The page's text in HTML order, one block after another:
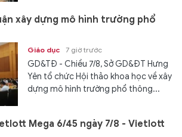
xây dựng mô hình trường phổ
Giáo dục 7 giờ trước
GD&TĐ - Chiều 7/8, Sở GD&ĐT Hưng
Yên tổ chức Hội thảo khoa học về xây
dựng mô hình trường phổ thông...
Mega 6/45 ngày 7/8 - Vietlott